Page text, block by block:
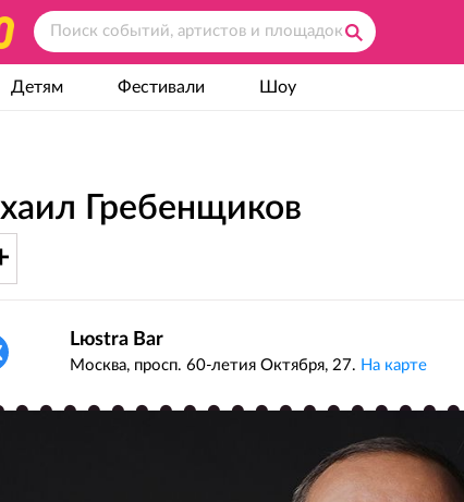
Детям Фестивали Шоу
Гребенщиков
Lюstra Bar
Москва, просп. 60-летия Октября, 27. На карте